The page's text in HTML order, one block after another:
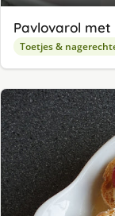
Pavlovarol
Toetjes &